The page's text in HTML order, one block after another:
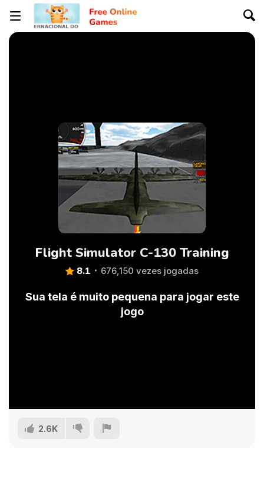
Flight Simulator C-130 Training
8.1 676,150 vezes jogadas
Sua tela é muito pequena para jogar este
jogo
2.6K